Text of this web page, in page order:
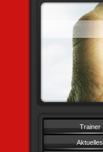
Trainer
Aktuelles